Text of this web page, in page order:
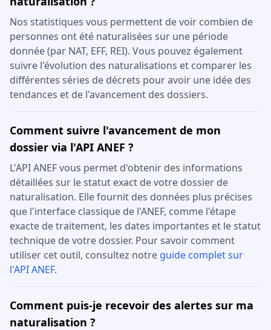
Nos statistiques vous permettent de voir combien de
personnes ont été naturalisées sur une période
donnée (par NAT, EFF, REI). Vous pouvez également
suivre l'évolution des naturalisations et comparer les
différentes séries de décrets pour avoir une idée des
tendances et de l'avancement des dossiers.
Comment suivre l'avancement de mon
dossier via l'API ANEF ?
L'API ANEF vous permet d'obtenir des informations
détaillées sur le statut exact de votre dossier de
naturalisation. Elle fournit des données plus précises
que l'interface classique de l'ANEF, comme l'étape
exacte de traitement, les dates importantes et le statut
technique de votre dossier. Pour savoir comment
utiliser cet outil, consultez notre guide complet sur
l'API ANEF.
Comment puis-je recevoir des alertes sur ma
naturalisation ?